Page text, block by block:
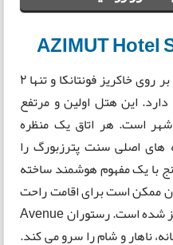
AZIMUT
هتل آزیموت سیتی سن پترزبورگ بر روی خاکریز فونتانکا و تنها 2
این هتل اولین و مرتفع
است. هر اتاق یک منظره
های اصلی سنت پترزبورگ را
با یک مفهوم هوشمند ساخته
ممکن است برای اقامت راحت
و کار سازنده نیاز داشته باشد مجهز شده است. رستوران Avenue
ناهار و شام را سرو می کند.